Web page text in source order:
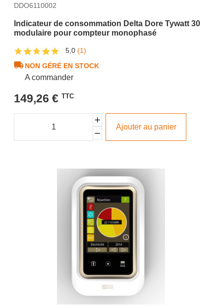
DDO6110002
Indicateur de consommation Delta Dore Tywatt 30
modulaire pour compteur monophasé
5,0 (1)
NON GÉRÉ EN STOCK
A commander
149,26 € TTC
Ajouter au panier